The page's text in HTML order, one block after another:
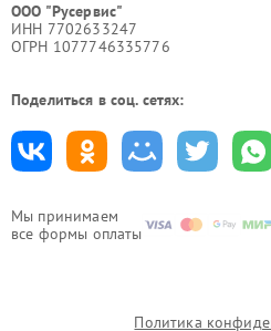
Мы принимаем
все формы оплаты
ООО "Русервис"
ИНН 7702633247
ОГРН 1077746335776
Поделиться в соц. сетях:
Политика